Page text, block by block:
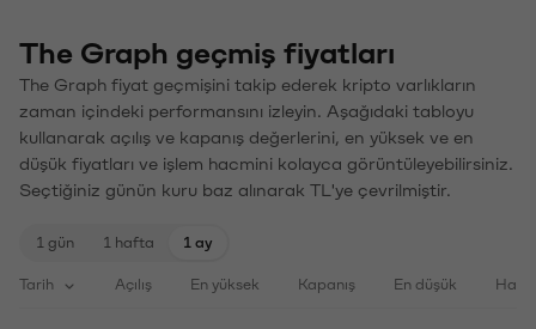
The Graph geçmiş fiyatları
The Graph fiyat geçmişini takip ederek kripto varlıkların
zaman içindeki performansını izleyin. Aşağıdaki tabloyu
kullanarak açılış ve kapanış değerlerini, en yüksek ve en
düşük fiyatları ve işlem hacmini kolayca görüntüleyebilirsiniz.
Seçtiğiniz günün kuru baz alınarak TL'ye çevrilmiştir.
1 gün 1 hafta 1 ay
Tarih Açılış En yüksek Kapanış En düşük